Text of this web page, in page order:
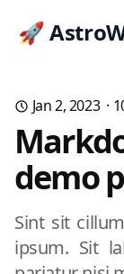
🚀
Jan 2, 2023·
demo
Sint sit
ipsum. Sit